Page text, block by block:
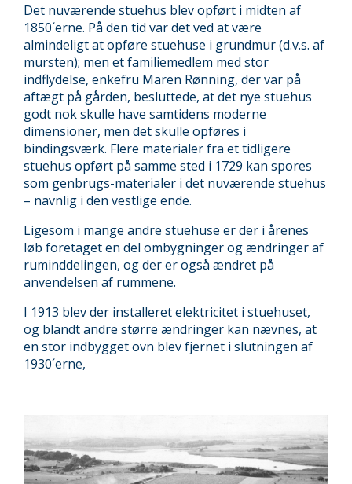
Det nuværende stuehus blev opført i midten af
1850´erne. På den tid var det ved at være
almindeligt at opføre stuehuse i grundmur (d.v.s. af
mursten); men et familiemedlem med stor
indflydelse, enkefru Maren Rønning, der var på
aftægt på gården, besluttede, at det nye stuehus
godt nok skulle have samtidens moderne
dimensioner, men det skulle opføres i
bindingsværk. Flere materialer fra et tidligere
stuehus opført på samme sted i 1729 kan spores
som genbrugs-materialer i det nuværende stuehus
– navnlig i den vestlige ende.
Ligesom i mange andre stuehuse er der i årenes
løb foretaget en del ombygninger og ændringer af
ruminddelingen, og der er også ændret på
anvendelsen af rummene.
I 1913 blev der installeret elektricitet i stuehuset,
og blandt andre større ændringer kan nævnes, at
en stor indbygget ovn blev fjernet i slutningen af
1930´erne,